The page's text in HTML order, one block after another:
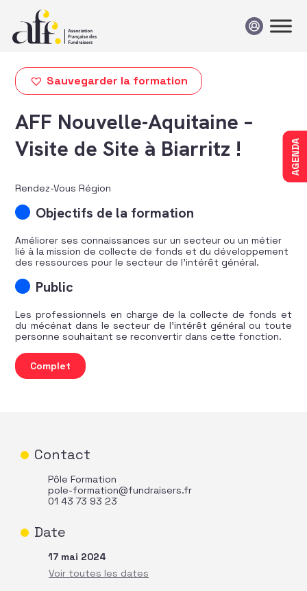
AGENDA
Sauvegarder la formation
AFF Nouvelle-Aquitaine –
Visite de Site à Biarritz !
Rendez-Vous Région
Objectifs de la formation
Améliorer ses connaissances sur un secteur ou un métier
lié à la mission de collecte de fonds et du développement
des ressources pour le secteur de l’intérêt général.
Public
Les professionnels en charge de la collecte de fonds et
du mécénat dans le secteur de l’intérêt général ou toute
personne souhaitant se reconvertir dans cette fonction.
quantité de AFF Nouvelle-Aquitaine - Visite de Site à
Complet
Contact
Pôle Formation
pole-formation@fundraisers.fr
01 43 73 93 23
Date
17 mai 2024